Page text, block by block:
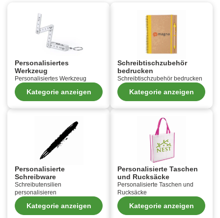
Personalisiertes
Werkzeug
Personalisiertes Werkzeug
Kategorie anzeigen
Schreibtischzubehör
bedrucken
Schreibtischzubehör bedrucken
Kategorie anzeigen
Personalisierte
Schreibware
Schreibutensilien
personalisieren
Kategorie anzeigen
Personalisierte Taschen
und Rucksäcke
Personalisierte Taschen und
Rucksäcke
Kategorie anzeigen